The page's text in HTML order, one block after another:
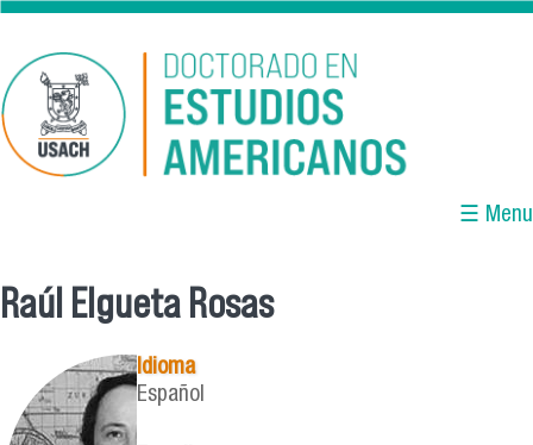
Pasar al contenido principal
☰ Menu
Se encuentra usted aquí
Raúl Elgueta Rosas
Idioma
Español